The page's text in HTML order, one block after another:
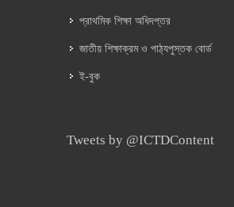
প্রাথমিক শিক্ষা অধিদপ্তর
জাতীয় শিক্ষাক্রম ও পাঠ্যপুস্তক বোর্ড
ই-বুক
Tweets by @ICTDContent